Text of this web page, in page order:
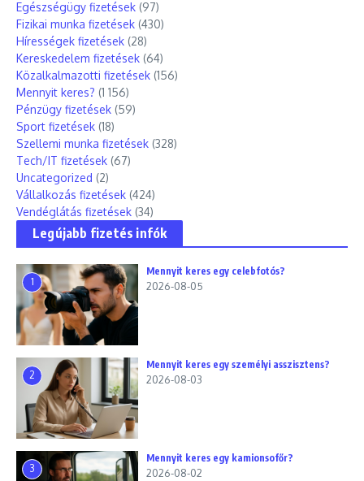
Egészségügy fizetések (97)
Fizikai munka fizetések (430)
Hírességek fizetések (28)
Kereskedelem fizetések (64)
Közalkalmazotti fizetések (156)
Mennyit keres? (1 156)
Pénzügy fizetések (59)
Sport fizetések (18)
Szellemi munka fizetések (328)
Tech/IT fizetések (67)
Uncategorized (2)
Vállalkozás fizetések (424)
Vendéglátás fizetések (34)
Legújabb fizetés infók
1
Mennyit keres egy celebfotós?
2026-08-05
2
Mennyit keres egy személyi asszisztens?
2026-08-03
3
Mennyit keres egy kamionsofőr?
2026-08-02